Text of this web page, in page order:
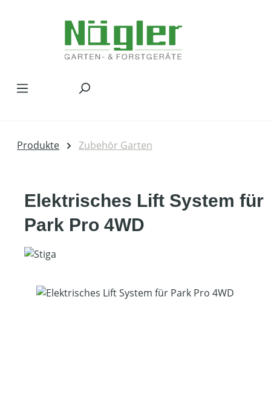
Produkte Zubehör Garten
Elektrisches Lift System für
Park Pro 4WD
Bildergalerie überspringen